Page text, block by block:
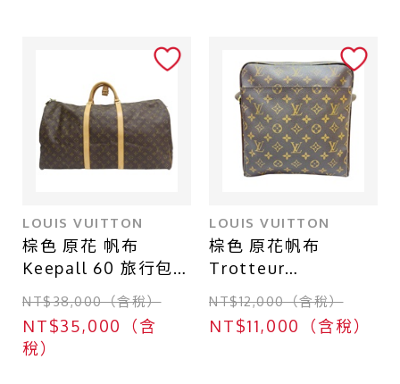
LOUIS VUITTON
棕色 原花 帆布
Keepall 60 旅行包
【LOUIS VUITTON
LV 路易威登】
M41412
NT$38,000（含稅）
NT$35,000（含
稅）
LOUIS VUITTON
棕色 原花帆布
Trotteur
Beaubourg 肩背包
【LOUIS VUITTON
LV 路易威登】
NT$12,000（含稅）
NT$11,000（含稅）